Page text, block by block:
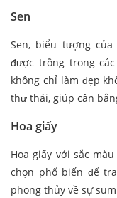
Sen
Sen, biểu tượng
được trồng trong
không chỉ làm đẹp
thư thái, giúp cân
Hoa giấy
Hoa giấy với sắc
chọn phổ biến để
phong thủy về sự